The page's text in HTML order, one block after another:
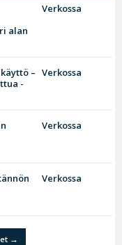
alan
Verkossa
–
-
Verkossa
Verkossa
Verkossa